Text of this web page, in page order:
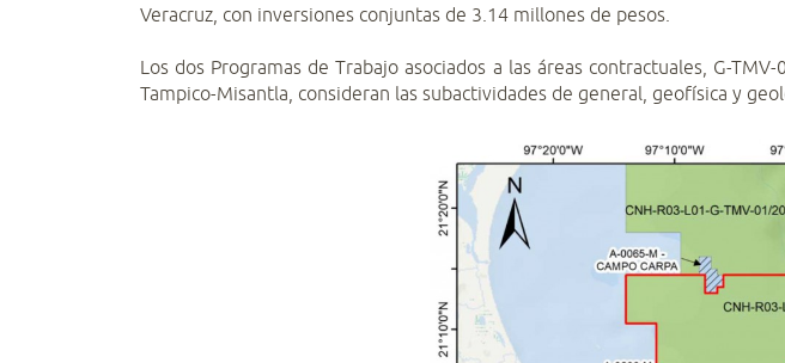
Veracruz, con inversiones conjuntas de 3.14 millones de pesos.
Los dos Programas de Trabajo asociados a las áreas contractuales, G-
Tampico-Misantla, consideran las subactividades de general, geofísica y